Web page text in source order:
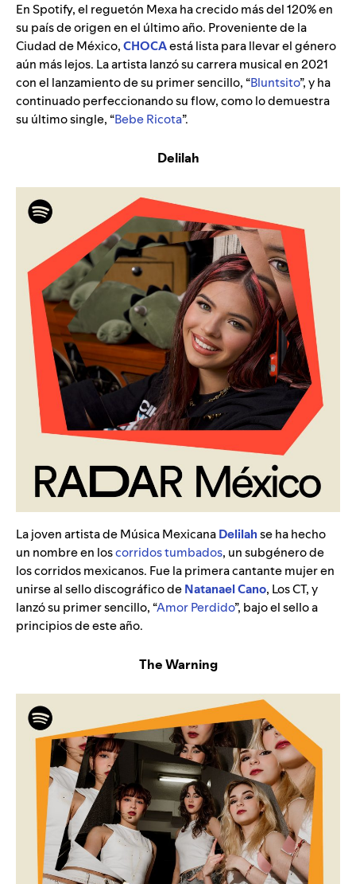
En Spotify, el reguetón Mexa ha crecido más del 120% en
su país de origen en el último año. Proveniente de la
Ciudad de México,CHOCAestá lista para llevar el género
aún más lejos. La artista lanzó su carrera musical en 2021
con el lanzamiento de su primer sencillo, “Bluntsito”, y ha
continuado perfeccionando su flow, como lo demuestra
su último single, “Bebe Ricota”.
Delilah
La joven artista de Música MexicanaDelilahse ha hecho
un nombre en loscorridos tumbados, un subgénero de
los corridos mexicanos. Fue la primera cantante mujer en
unirse al sello discográfico deNatanael Cano, Los CT, y
lanzó su primer sencillo, “Amor Perdido”, bajo el sello a
principios de este año.
The Warning